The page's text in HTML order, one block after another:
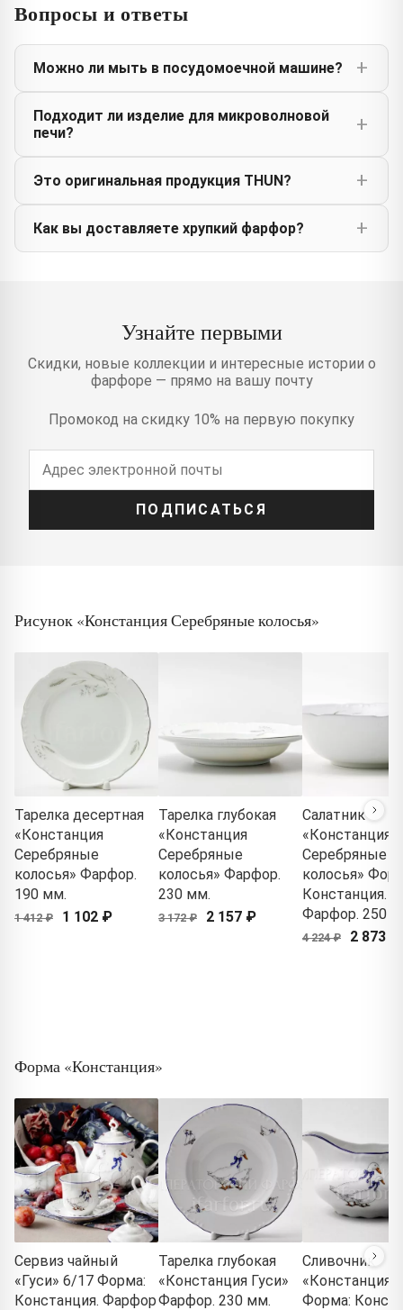
Вопросы и ответы
Можно ли мыть в посудомоечной машине?
Подходит ли изделие для микроволновой
печи?
Это оригинальная продукция THUN?
Как вы доставляете хрупкий фарфор?
Узнайте первыми
Скидки, новые коллекции и интересные истории о
фарфоре — прямо на вашу почту
Промокод на скидку 10% на первую покупку
ПОДПИСАТЬСЯ
Рисунок «Констанция Серебряные колосья»
Тарелка десертная
«Констанция
Серебряные
колосья» Фарфор.
190 мм.
1 412 ₽ 1 102 ₽
Тарелка глубокая
«Констанция
Серебряные
колосья» Фарфор.
230 мм.
3 172 ₽ 2 157 ₽
Салатник
«Констанция
Серебряные
колосья»
Констанция.
Фарфор. 250
4 224 ₽ 2 873 ₽
Форма «Констанция»
Сервиз чайный
«Гуси» 6/17 Форма:
Констанция. Фарфор
Тарелка глубокая
«Констанция Гуси»
Фарфор. 230 мм.
Сливочник
«Констанция
Форма: